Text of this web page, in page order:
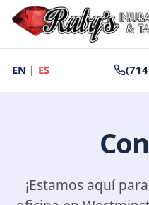
EN | ES
Seguro de Auto
DMV y Registro
Preparación de
Servicios de Notario
¡Estamos aquí